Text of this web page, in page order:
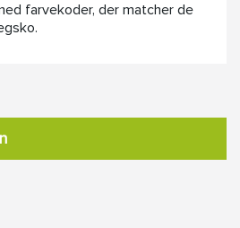
farvekoder, der matcher de